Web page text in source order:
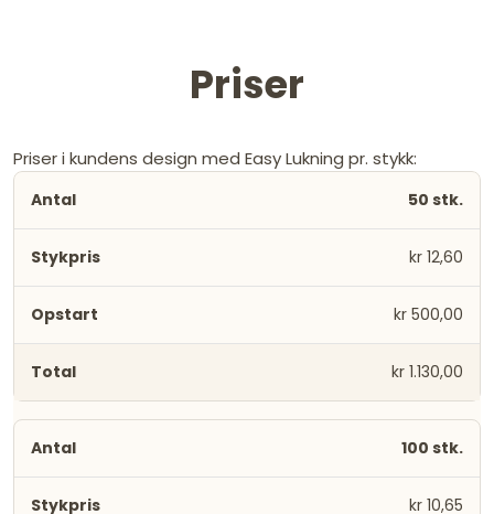
Priser
Priser i kundens design med Easy Lukning pr. stykk:
50 stk.
kr 12,60
kr 500,00
kr 1.130,00
100 stk.
kr 10,65